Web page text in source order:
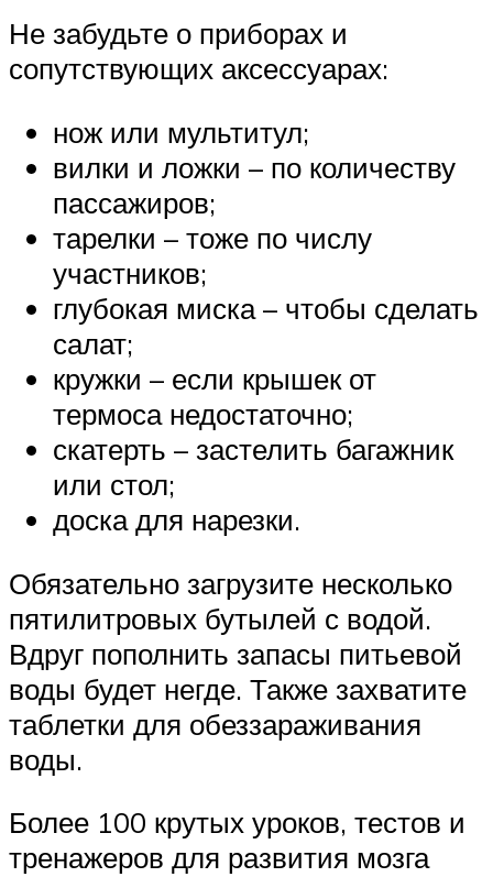
Не забудьте о приборах и
сопутствующих аксессуарах:
нож или мультитул;
вилки и ложки – по количеству
пассажиров;
тарелки – тоже по числу
участников;
глубокая миска – чтобы сделать
салат;
кружки – если крышек от
термоса недостаточно;
скатерть – застелить багажник
или стол;
доска для нарезки.
Обязательно загрузите несколько
пятилитровых бутылей с водой.
Вдруг пополнить запасы питьевой
воды будет негде. Также захватите
таблетки для обеззараживания
воды.
Более 100 крутых уроков, тестов и
тренажеров для развития мозга